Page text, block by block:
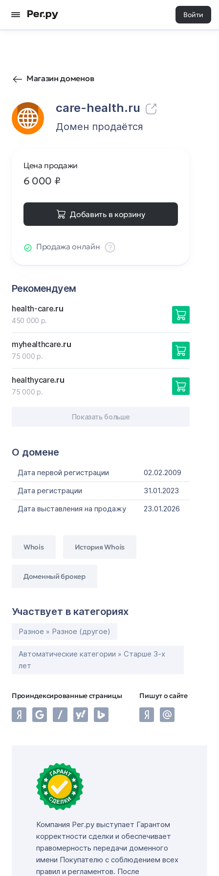
Войти
Магазин доменов
care-health.ru
13 0
Домен продаётся
О домене
Дата первой регистрации
02.02.2009
Дата регистрации
31.01.2023
Дата выставления на продажу
23.01.2026
Whois История Whois
Доменный брокер
Участвует в категориях
Разное » Разное (другое)
Автоматические категории » Старше 3-х
лет
Проиндексированные страницы Пишут о сайте
Цена продажи
6 000 ₽
Добавить в корзину
Продажа онлайн
Рекомендуем
health-care.ru
450 000 р.
myhealthcare.ru
75 000 р.
healthycare.ru
75 000 р.
Показать больше
Компания Рег.ру выступает Гарантом
корректности сделки и обеспечивает
правомерность передачи доменного
имени Покупателю с соблюдением всех
правил и регламентов. После